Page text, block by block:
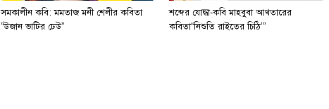
সমকালীন কবি: মমতাজ মনী শেলীর কবিতা
”উজান ভাটির ঢেউ”
শব্দের যোদ্ধা-কবি মাহবুবা আখতারের
কবিতা“নিশুতি রাইতের চিঠি’”